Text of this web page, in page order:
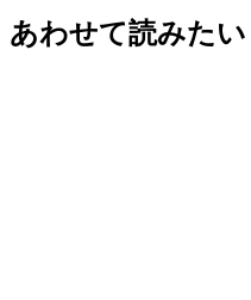
あわせて読みたい